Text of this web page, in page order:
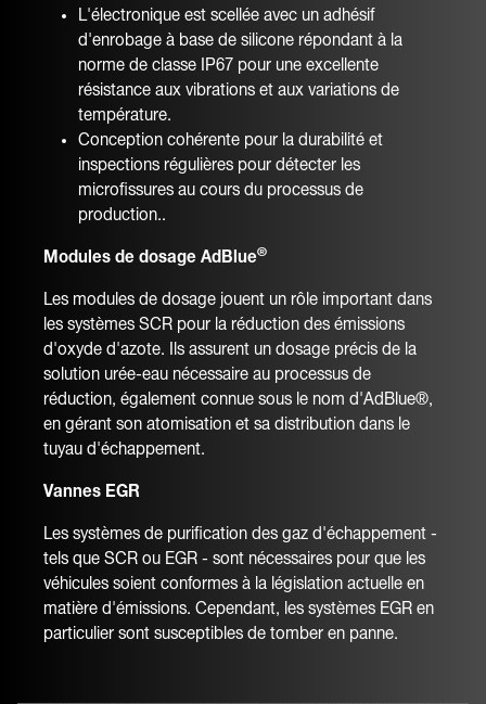
L'électronique est scellée avec un adhésif
d'enrobage à base de silicone répondant à la
norme de classe IP67 pour une excellente
résistance aux vibrations et aux variations de
température.
Conception cohérente pour la durabilité et
inspections régulières pour détecter les
microfissures au cours du processus de
production..
Modules de dosage AdBlue®
Les modules de dosage jouent un rôle important dans
les systèmes SCR pour la réduction des émissions
d'oxyde d'azote. Ils assurent un dosage précis de la
solution urée-eau nécessaire au processus de
réduction, également connue sous le nom d'AdBlue®,
en gérant son atomisation et sa distribution dans le
tuyau d'échappement.
Vannes EGR
Les systèmes de purification des gaz d'échappement -
tels que SCR ou EGR - sont nécessaires pour que les
véhicules soient conformes à la législation actuelle en
matière d'émissions. Cependant, les systèmes EGR en
particulier sont susceptibles de tomber en panne.